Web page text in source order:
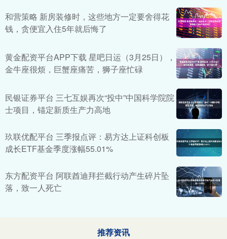
和营策略 新房装修时，这些地方一定要舍得花
钱，贪便宜入住5年就后悔了
黄金配资平台APP下载 星吧日运（3月25日），
金牛座很烦，巨蟹座痛苦，狮子座忙碌
民银证券平台 三七互娱再次“投中”中国科学院院
士项目，锚定新质生产力高地
玖联优配平台 三季报点评：易方达上证科创板
成长ETF基金季度涨幅55.01%
东方配资平台 阿联酋迪拜拦截行动产生碎片坠
落，致一人死亡
推荐资讯